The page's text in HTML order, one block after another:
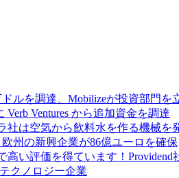
ルを調達、Mobilizeが投資部門
Ventures から追加資金を調達
社は空気から飲料水を作る機械を
州の新興企業が86億ユーロを確保
い評価を得ています！
クノロジー企業